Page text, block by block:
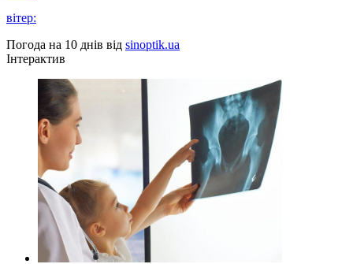
вітер:
Погода на 10 днів від sinoptik.ua
Інтерактив